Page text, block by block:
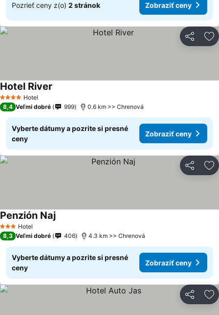
Pozrieť ceny z(o) 2 stránok Zobraziť ceny
Zdieľať
4 Počet hviezdičiek
Hotel
Hotel River
8,4 Veľmi dobré 999 0.6 km >> Chrenová
Vyberte dátumy a pozrite si presné
ceny
Zobraziť ceny
Zdieľať
3 Počet hviezdičiek
Hotel
Penzión Naj
8,3 Veľmi dobré 406 4.3 km >> Chrenová
Vyberte dátumy a pozrite si presné
ceny
Zobraziť ceny
Zdieľať